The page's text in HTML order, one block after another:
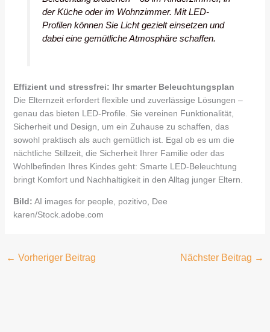
der Küche oder im Wohnzimmer. Mit LED-
Profilen können Sie Licht gezielt einsetzen und
dabei eine gemütliche Atmosphäre schaffen.
Effizient und stressfrei: Ihr smarter Beleuchtungsplan
Die Elternzeit erfordert flexible und zuverlässige Lösungen –
genau das bieten LED-Profile. Sie vereinen Funktionalität,
Sicherheit und Design, um ein Zuhause zu schaffen, das
sowohl praktisch als auch gemütlich ist. Egal ob es um die
nächtliche Stillzeit, die Sicherheit Ihrer Familie oder das
Wohlbefinden Ihres Kindes geht: Smarte LED-Beleuchtung
bringt Komfort und Nachhaltigkeit in den Alltag junger Eltern.
Bild: AI images for people, pozitivo, Dee
karen/Stock.adobe.com
← Vorheriger Beitrag Nächster Beitrag →